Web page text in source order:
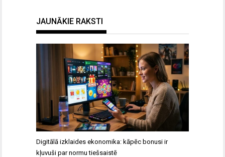
JAUNĀKIE RAKSTI
Digitālā izklaides ekonomika: kāpēc bonusi ir
kļuvuši par normu tiešsaistē